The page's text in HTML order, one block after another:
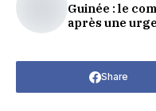
Guinée : le
après une
Share